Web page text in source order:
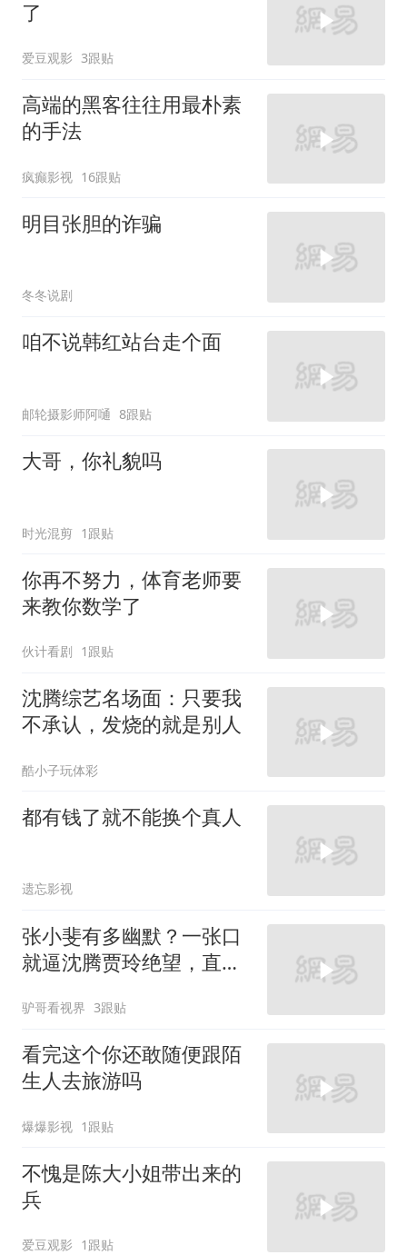
了
爱豆观影 3跟贴
高端的黑客往往用最朴素
的手法
疯癫影视 16跟贴
明目张胆的诈骗
冬冬说剧
咱不说韩红站台走个面
邮轮摄影师阿嗵 8跟贴
大哥，你礼貌吗
时光混剪 1跟贴
你再不努力，体育老师要
来教你数学了
伙计看剧 1跟贴
沈腾综艺名场面：只要我
不承认，发烧的就是别人
酷小子玩体彩
都有钱了就不能换个真人
遗忘影视
张小斐有多幽默？一张口
就逼沈腾贾玲绝望，直
驴哥看视界 3跟贴
看完这个你还敢随便跟陌
生人去旅游吗
爆爆影视 1跟贴
不愧是陈大小姐带出来的
兵
爱豆观影 1跟贴